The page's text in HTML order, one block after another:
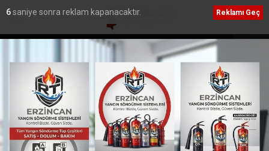
Akdağ, Erzincan CHP İl Başkanlığına atandı
Ana Sayfa›Yerel
Erzincan’da sulama
projelerine imzalar atıldı
5saniye sonra reklam kapanacaktır. Reklamı Geç